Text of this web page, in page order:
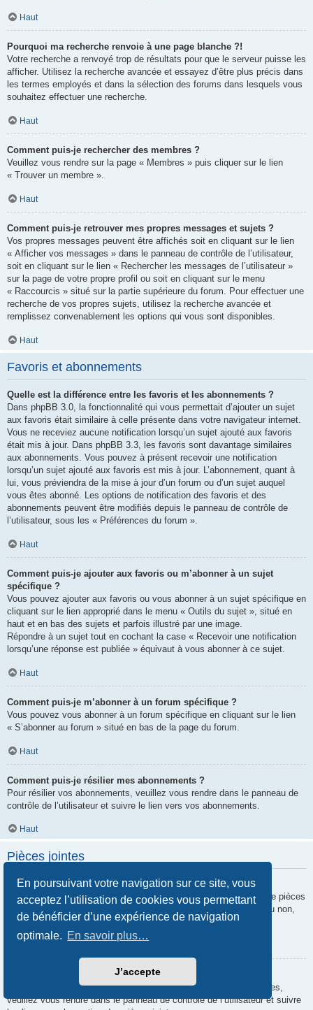
En poursuivant votre navigation sur ce site, vous
acceptez l’utilisation de cookies vous permettant
de bénéficier d’une expérience de navigation
optimale. En savoir plus…
J’accepte
Haut
Pourquoi ma recherche renvoie à une page blanche ?!
Votre recherche a renvoyé trop de résultats pour que le serveur puisse les
afficher. Utilisez la recherche avancée et essayez d’être plus précis dans
les termes employés et dans la sélection des forums dans lesquels vous
souhaitez effectuer une recherche.
Haut
Comment puis-je rechercher des membres ?
Veuillez vous rendre sur la page « Membres » puis cliquer sur le lien
« Trouver un membre ».
Haut
Comment puis-je retrouver mes propres messages et sujets ?
Vos propres messages peuvent être affichés soit en cliquant sur le lien
« Afficher vos messages » dans le panneau de contrôle de l’utilisateur,
soit en cliquant sur le lien « Rechercher les messages de l’utilisateur »
sur la page de votre propre profil ou soit en cliquant sur le menu
« Raccourcis » situé sur la partie supérieure du forum. Pour effectuer une
recherche de vos propres sujets, utilisez la recherche avancée et
remplissez convenablement les options qui vous sont disponibles.
Haut
Favoris et abonnements
Quelle est la différence entre les favoris et les abonnements ?
Dans phpBB 3.0, la fonctionnalité qui vous permettait d’ajouter un sujet
aux favoris était similaire à celle présente dans votre navigateur internet.
Vous ne receviez aucune notification lorsqu’un sujet ajouté aux favoris
était mis à jour. Dans phpBB 3.3, les favoris sont davantage similaires
aux abonnements. Vous pouvez à présent recevoir une notification
lorsqu’un sujet ajouté aux favoris est mis à jour. L’abonnement, quant à
lui, vous préviendra de la mise à jour d’un forum ou d’un sujet auquel
vous êtes abonné. Les options de notification des favoris et des
abonnements peuvent être modifiés depuis le panneau de contrôle de
l’utilisateur, sous les « Préférences du forum ».
Haut
Comment puis-je ajouter aux favoris ou m’abonner à un sujet
spécifique ?
Vous pouvez ajouter aux favoris ou vous abonner à un sujet spécifique en
cliquant sur le lien approprié dans le menu « Outils du sujet », situé en
haut et en bas des sujets et parfois illustré par une image.
Répondre à un sujet tout en cochant la case « Recevoir une notification
lorsqu’une réponse est publiée » équivaut à vous abonner à ce sujet.
Haut
Comment puis-je m’abonner à un forum spécifique ?
Vous pouvez vous abonner à un forum spécifique en cliquant sur le lien
« S’abonner au forum » situé en bas de la page du forum.
Haut
Comment puis-je résilier mes abonnements ?
Pour résilier vos abonnements, veuillez vous rendre dans le panneau de
contrôle de l’utilisateur et suivre le lien vers vos abonnements.
Haut
Pièces jointes
Quelles pièces jointes sont autorisées sur ce forum ?
Chaque administrateur peut autoriser ou interdire certains types de pièces
jointes. Si vous n’êtes pas certain de savoir ce qui est autorisé ou non,
nous vous invitons à contacter un administrateur du forum.
Comment puis-je retrouver toutes mes pièces jointes ?
Pour retrouver la liste des pièces jointes que vous avez transférées,
veuillez vous rendre dans le panneau de contrôle de l’utilisateur et suivre